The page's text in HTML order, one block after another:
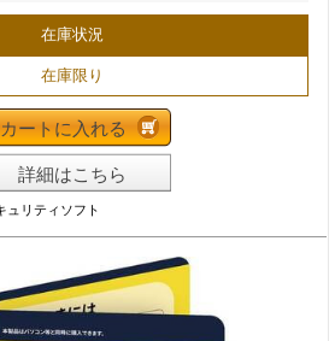
在庫状況
在庫限り
カートに入れる
詳細はこちら
リティソフト